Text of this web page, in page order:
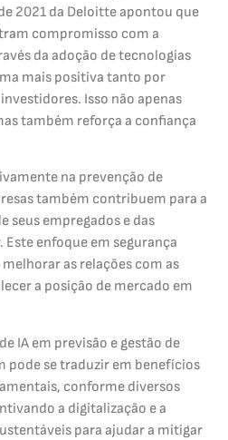
2021 da Deloitte apontou que
compromisso com a
da adoção de tecnologias
mais positiva tanto por
Isso não apenas
também reforça a confiança
na prevenção de
também contribuem para a
seus empregados e das
enfoque em segurança
as relações com as
a posição de mercado em
IA em previsão e gestão de
pode se traduzir em benefícios
conforme diversos
a digitalização e a
para ajudar a mitigar